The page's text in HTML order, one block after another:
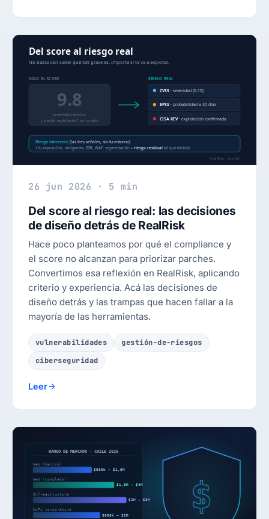
26 jun 2026 · 5 min
Del score al riesgo real: las decisiones
de diseño detrás de RealRisk
Hace poco planteamos por qué el compliance y
el score no alcanzan para priorizar parches.
Convertimos esa reflexión en RealRisk, aplicando
criterio y experiencia. Acá las decisiones de
diseño detrás y las trampas que hacen fallar a la
mayoría de las herramientas.
vulnerabilidades
gestión-de-riesgos
ciberseguridad
Leer